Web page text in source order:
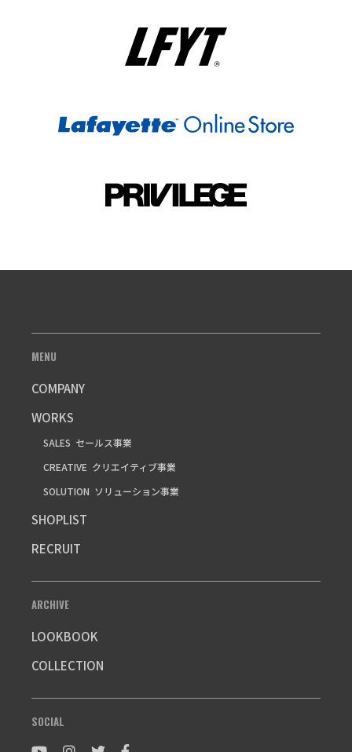
MENU
COMPANY
WORKS
SALES セールス事業
CREATIVE クリエイティブ事業
SOLUTION ソリューション事業
SHOPLIST
RECRUIT
ARCHIVE
LOOKBOOK
COLLECTION
SOCIAL